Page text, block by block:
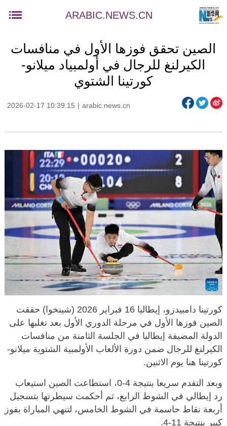
ARABIC.NEWS.CN
الصين تحقق فوزها الأول في منافسات
الكيرلنغ للرجال في أولمبياد ميلانو-
كورتينا الشتوي
2026-02-17 10:39:15 | arabic.news.cn
كورتينا دامبيدزو، إيطاليا 16 فبراير 2026 (شينخوا) حققت
الصين فوزها الأول في مرحلة الدوري الأول بعد تغلبها على
الدولة المضيفة إيطاليا في الجلسة الثامنة من منافسات
الكيرلنغ للرجال ضمن دورة الألعاب الأولمبية الشتوية ميلانو-
كورتينا هنا يوم الاثنين.
وبعد التقدم سريعا بنتيجة 4-0، استطاعت الصين استيعاب
رد إيطالي في الشوط الرابع، ثم أحكمت سيطرتها بتسجيل
أربعة نقاط حاسمة في الشوط الخامس، لتنهي المباراة بفوز
كبير بنتيجة 11-4.